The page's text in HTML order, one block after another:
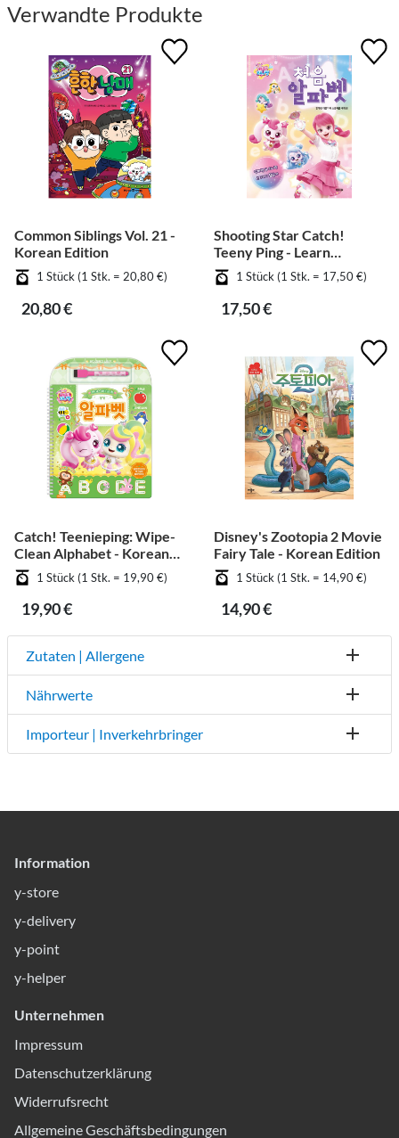
Verwandte Produkte
Common Siblings Vol. 21 -
Korean Edition
1 Stück (1 Stk. = 20,80 €)
20,80 €
Shooting Star Catch!
Teeny Ping - Learn
Alphabet
1 Stück (1 Stk. = 17,50 €)
17,50 €
Catch! Teenieping: Wipe-
Clean Alphabet - Korean
Edition1 Stück (1 Stk. = 19,90 €)
19,90 €
Disney's Zootopia 2 Movie
Fairy Tale - Korean Edition
1 Stück (1 Stk. = 14,90 €)
14,90 €
Zutaten | Allergene
Nährwerte
Importeur | Inverkehrbringer
Information
y-store
y-delivery
y-point
y-helper
Unternehmen
Impressum
Datenschutzerklärung
Widerrufsrecht
Allgemeine Geschäftsbedingungen